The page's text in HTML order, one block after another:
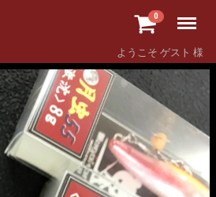
0
ようこそ ゲスト 様
Menu